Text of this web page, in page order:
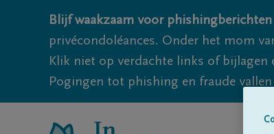
Blijf waakzaam voor
privécondoléances. Onder het mom
Klik niet op verdachte links of
Pogingen tot phishing en fraude